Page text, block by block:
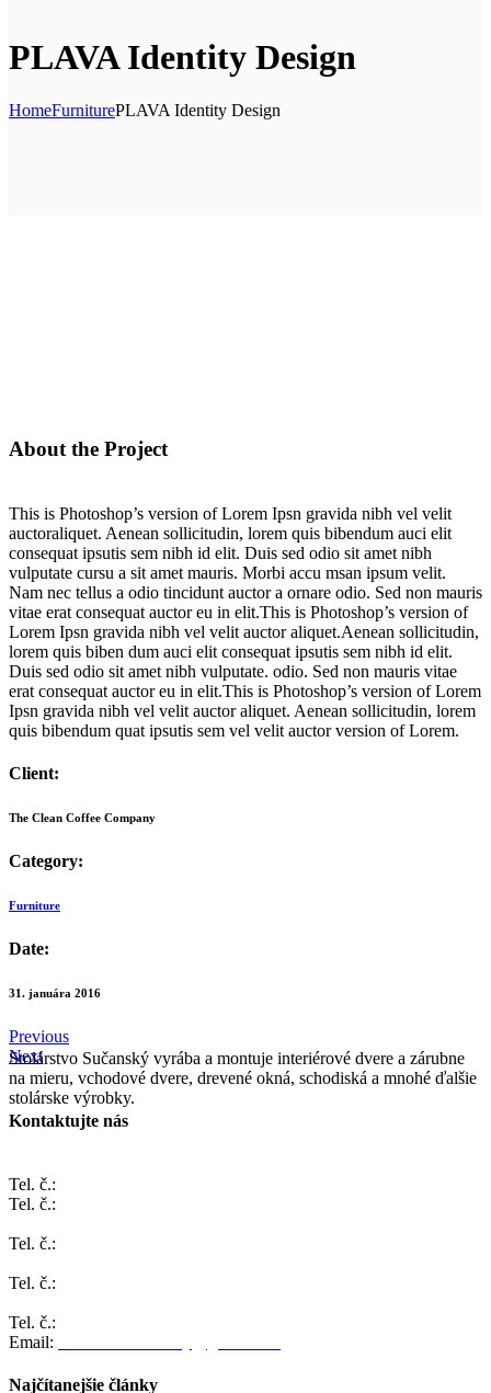
PLAVA Identity Design
HomeFurniturePLAVA Identity Design
About the Project
This is Photoshop’s version of Lorem Ipsn gravida nibh vel velit
auctoraliquet. Aenean sollicitudin, lorem quis bibendum auci elit
consequat ipsutis sem nibh id elit. Duis sed odio sit amet nibh
vulputate cursu a sit amet mauris. Morbi accu msan ipsum velit.
Nam nec tellus a odio tincidunt auctor a ornare odio. Sed non mauris
vitae erat consequat auctor eu in elit.This is Photoshop’s version of
Lorem Ipsn gravida nibh vel velit auctor aliquet.Aenean sollicitudin,
lorem quis biben dum auci elit consequat ipsutis sem nibh id elit.
Duis sed odio sit amet nibh vulputate. odio. Sed non mauris vitae
erat consequat auctor eu in elit.This is Photoshop’s version of Lorem
Ipsn gravida nibh vel velit auctor aliquet. Aenean sollicitudin, lorem
quis bibendum quat ipsutis sem vel velit auctor version of Lorem.
Client:
The Clean Coffee Company
Category:
Furniture
Date:
31. januára 2016
Previous
Next
Stolárstvo Sučanský vyrába a montuje interiérové dvere a zárubne
na mieru, vchodové dvere, drevené okná, schodiská a mnohé ďalšie
stolárske výrobky.
Kontaktujte nás
Tel. č.:
Tel. č.:
Tel. č.:
Tel. č.:
Tel. č.:
Email:
Najčítanejšie články